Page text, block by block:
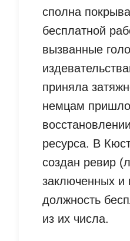
сполна
бесплатной
вызванные
приняла
немцам
ресурса. В
создан ревир
заключенных и
должность
из их числа.